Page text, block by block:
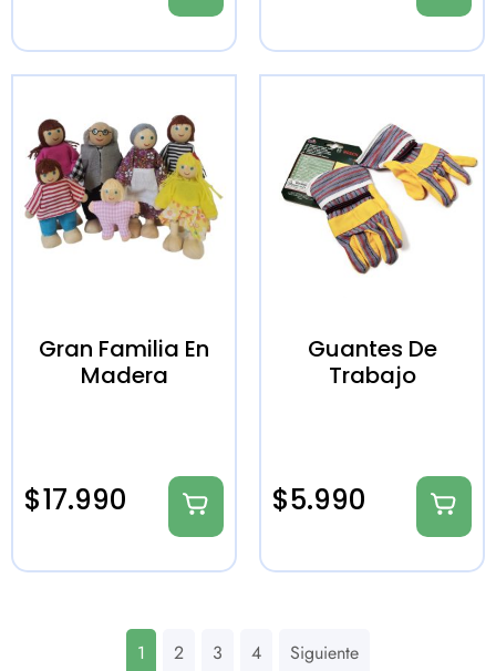
Gran Familia En
Madera
$17.990
Guantes De
Trabajo
$5.990
1 2 3 4 Siguiente